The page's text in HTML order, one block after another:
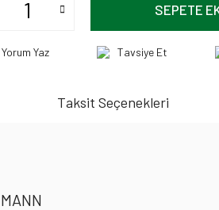
SEPETE
Yorum Yaz Tavsiye Et
Taksit Seçenekleri